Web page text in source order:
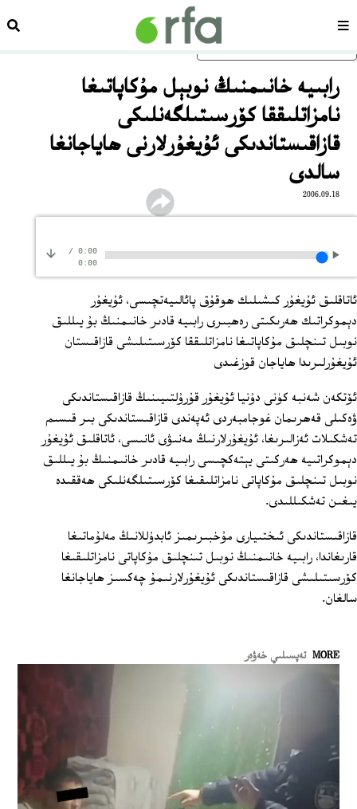
ئاساسلىق مەزمۇنغا ئاتلاڭسەھىپە
رابىيە خانىمنىڭ نوبېل مۇكاپاتىغا
نامزاتلىققا كۆرسىتىلگەنلىكى
قازاقىستاندىكى ئۇيغۇرلارنى ھاياجانغا
سالدى
2006.09.18
0:00
/
0:00
ئاتاقلىق ئۇيغۇر كىشىلىك ھوقۇق پائالىيەتچىسى، ئۇيغۇر
دېموكراتىك ھەرىكىتى رەھبىرى رابىيە قادىر خانىمنىڭ بۇ يىللىق
نوبىل تىنچلىق مۇكاپاتىغا نامزاتلىققا كۆرسىتىلىشى قازاقىستان
ئۇيغۇرلىرىدا ھاياجان قوزغىدى
ئۆتكەن شەنبە كۈنى دۇنيا ئۇيغۇر قۇرۇلتىيىنىڭ قازاقىستاندىكى
ۋەكىلى قەھرىمان غوجامبەردى ئەپەندى قازاقىستاندىكى بىر قىسىم
تەشكىلات ئەزالىرىغا، ئۇيغۇرلارنىڭ مەنىۋى ئانىسى، ئاتاقلىق ئۇيغۇر
دېموكراتىيە ھەركىتى يېتەكچىسى رابىيە قادىر خانىمنىڭ بۇ يىللىق
نوبىل تىنچلىق مۇكاپاتى نامزاتلىقىغا كۆرسىتىلگەنلىكى ھەققىدە
يىغىن تەشكىللىدى.
قازاقىستاندىكى ئىختىيارى مۇخبىرىمىز ئابدۇللانىڭ مەلۇماتىغا
قارىغاندا، رابىيە خانىمنىڭ نوبىل تىنچلىق مۇكاپاتى نامزاتلىقىغا
كۆرسىتىلىشى قازاقىستاندىكى ئۇيغۇرلارنىمۇ چەكسىز ھاياجانغا
سالغان.
MORE تەپسىلىي خەۋەر